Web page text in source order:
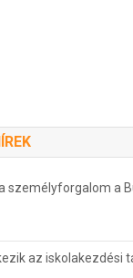
személyforgalom a
az iskolakezdési